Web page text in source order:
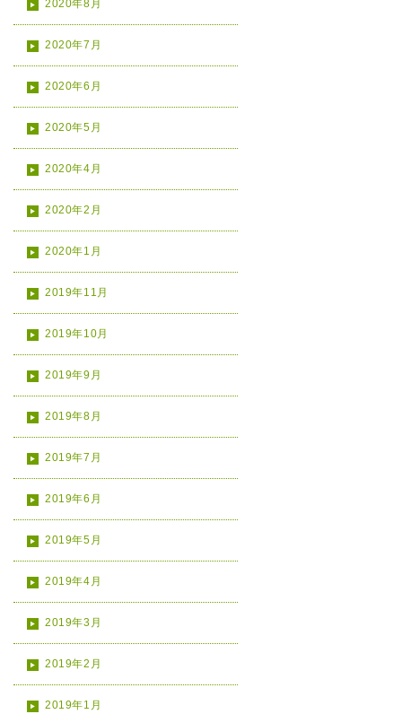
2020年8月
2020年7月
2020年6月
2020年5月
2020年4月
2020年2月
2020年1月
2019年11月
2019年10月
2019年9月
2019年8月
2019年7月
2019年6月
2019年5月
2019年4月
2019年3月
2019年2月
2019年1月